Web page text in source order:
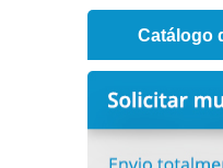
Catálogo